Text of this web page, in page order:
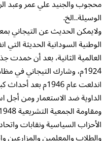
محجوب والجنيد علي عمر وعبد
الوسيلة..الخ.
ولايمكن الحديث عن التيجاني
الوطنية السودانية الحديثة
العالمية الثانية، بعد أن خمدت
1924م، وشارك التيجاني في
اندلعت عام 1946م
الداوية ضد الاستعمار ومن أجل
الأحزاب السياسية ونقابات